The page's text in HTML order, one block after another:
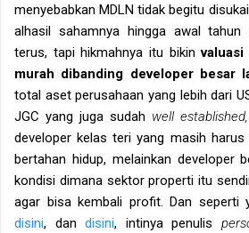
menyebabkan MDLN tidak begitu
alhasil sahamnya hingga awal tahun
terus, tapi hikmahnya itu bikin
murah dibanding developer besar
total aset perusahaan yang lebih dari
JGC yang juga sudah well established,
developer kelas teri yang masih harus
bertahan hidup, melainkan developer
kondisi dimana sektor properti itu
agar bisa kembali profit. Dan seperti
disini, dandisini, intinya penulis